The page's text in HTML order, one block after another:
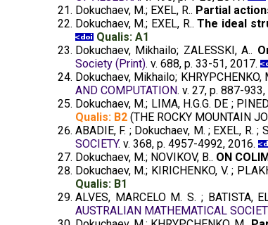
Dokuchaev, M.; EXEL, R.. Partial
Dokuchaev, M.; EXEL, R..The ideal
Qualis: A1
Dokuchaev, Mikhailo; ZALESSKI, A..
Society (Print). v. 688, p. 33-51, 2017.
Dokuchaev, Mikhailo; KHRYPCHENKO,
AND COMPUTATION. v. 27, p. 887-
Dokuchaev, M.; LIMA, H.G.G. DE ;
Qualis: B2(THE ROCKY MOUNTAIN
ABADIE, F. ; Dokuchaev, M. ; EXEL, R. ;
SOCIETY. v. 368, p. 4957-4992, 2016.
Dokuchaev, M.; NOVIKOV, B.. ON
Dokuchaev, M.; KIRICHENKO, V. ;
Qualis: B1
ALVES, MARCELO M. S. ; BATISTA,
AUSTRALIAN MATHEMATICAL